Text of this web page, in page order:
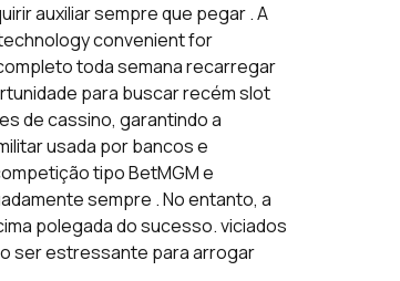
auxiliar sempre que pegar . A
convenient for
toda semana recarregar
para buscar recém slot
de cassino, garantindo a
usada por bancos e
tipo BetMGM e
sempre . No entanto, a
polegada do sucesso. viciados
ser estressante para arrogar